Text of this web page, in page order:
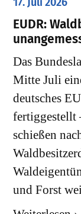
EUDR:
Das
Mitte Juli
deutsches
fertiggestellt
schießen
und Forst